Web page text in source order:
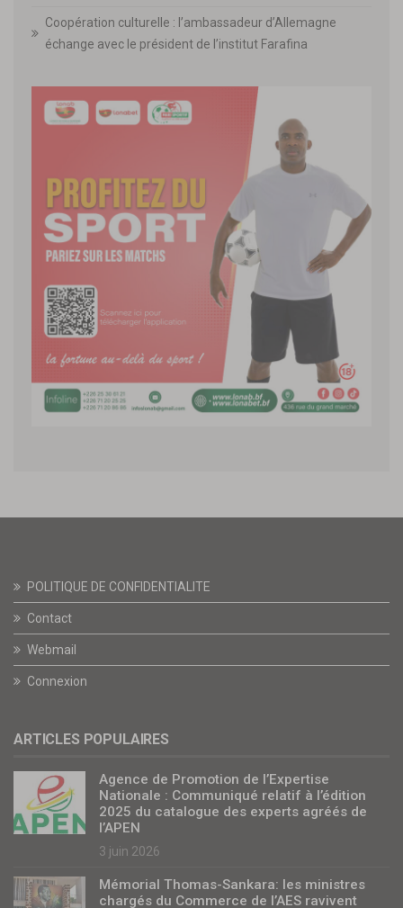
Coopération culturelle : l’ambassadeur d’Allemagne
échange avec le président de l’institut Farafina
POLITIQUE DE CONFIDENTIALITE
Contact
Webmail
Connexion
ARTICLES POPULAIRES
Agence de Promotion de l’Expertise
Nationale : Communiqué relatif à l’édition
2025 du catalogue des experts agréés de
l’APEN
3 juin 2026
Mémorial Thomas-Sankara: les ministres
chargés du Commerce de l’AES ravivent